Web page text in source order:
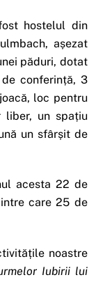
hostelul din
așezat
păduri, dotat
conferință, 3
loc pentru
un spațiu
un sfârșit de
acesta 22 de
care 25 de
noastre
Iubirii lui